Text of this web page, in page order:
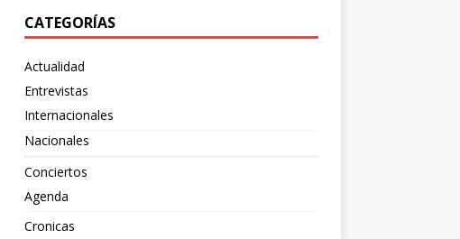
CATEGORÍAS
Actualidad
Entrevistas
Internacionales
Nacionales
Conciertos
Agenda
Cronicas